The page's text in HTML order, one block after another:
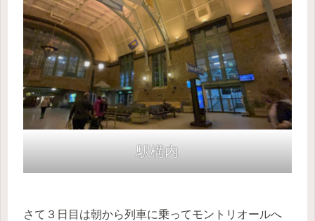
駅構内
さて３日目は朝から列車に乗ってモントリオールへ